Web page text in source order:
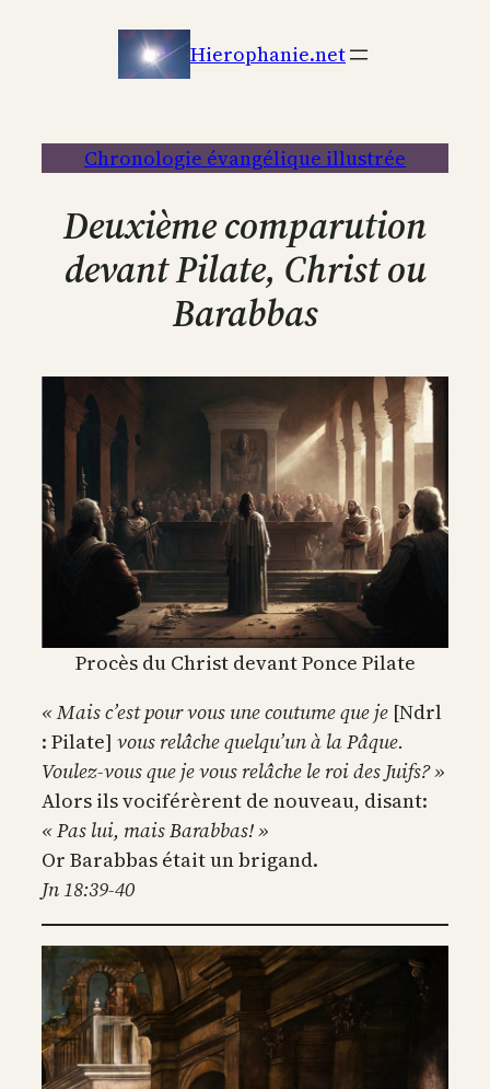
Hierophanie.net
Chronologie évangélique illustrée
Deuxième comparution
devant Pilate, Christ ou
Barabbas
Procès du Christ devant Ponce Pilate
« Mais c’est pour vous une coutume que je [Ndrl
: Pilate] vous relâche quelqu’un à la Pâque.
Voulez-vous que je vous relâche le roi des Juifs? »
Alors ils vociférèrent de nouveau, disant:
« Pas lui, mais Barabbas! »
Or Barabbas était un brigand.
Jn 18:39-40